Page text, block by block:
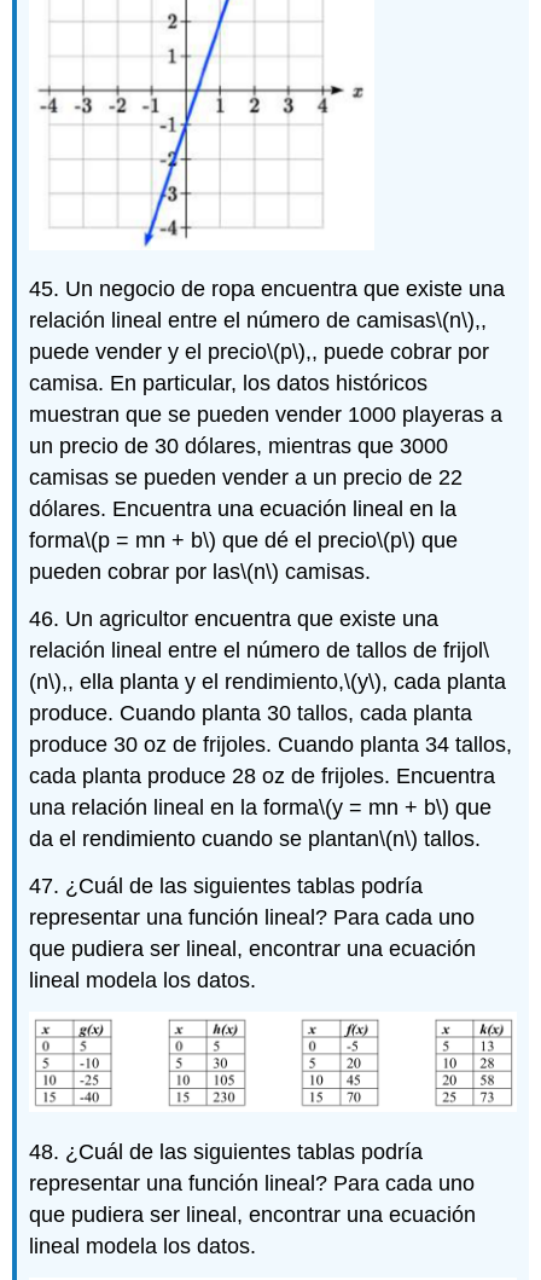
45. Un negocio de ropa encuentra que existe una
relación lineal entre el número de camisas\(n\),,
puede vender y el precio\(p\),, puede cobrar por
camisa. En particular, los datos históricos
muestran que se pueden vender 1000 playeras a
un precio de 30 dólares, mientras que 3000
camisas se pueden vender a un precio de 22
dólares. Encuentra una ecuación lineal en la
forma\(p = mn + b\) que dé el precio\(p\) que
pueden cobrar por las\(n\) camisas.
46. Un agricultor encuentra que existe una
relación lineal entre el número de tallos de frijol\
(n\),, ella planta y el rendimiento,\(y\), cada planta
produce. Cuando planta 30 tallos, cada planta
produce 30 oz de frijoles. Cuando planta 34 tallos,
cada planta produce 28 oz de frijoles. Encuentra
una relación lineal en la forma\(y = mn + b\) que
da el rendimiento cuando se plantan\(n\) tallos.
47. ¿Cuál de las siguientes tablas podría
representar una función lineal? Para cada uno
que pudiera ser lineal, encontrar una ecuación
lineal modela los datos.
48. ¿Cuál de las siguientes tablas podría
representar una función lineal? Para cada uno
que pudiera ser lineal, encontrar una ecuación
lineal modela los datos.